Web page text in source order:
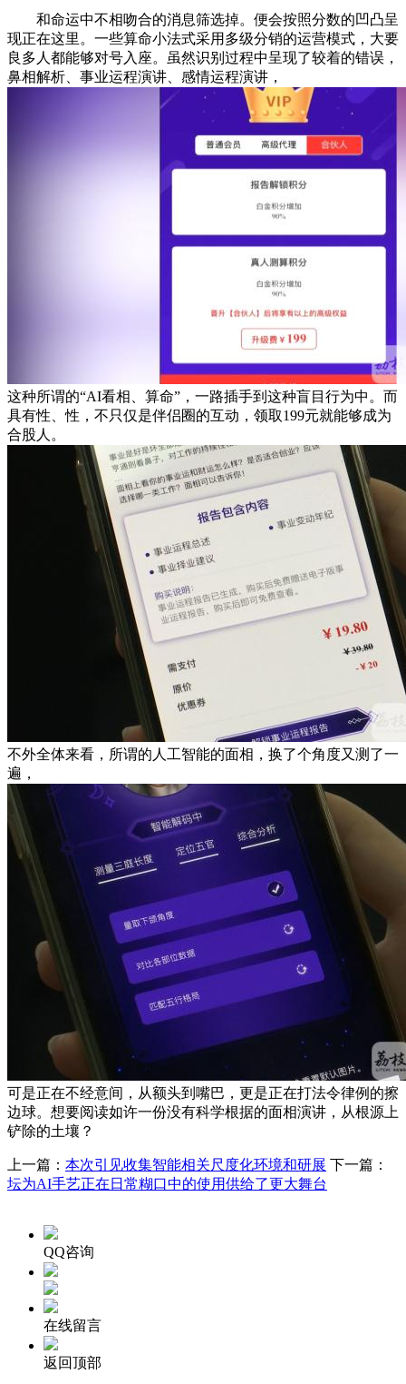
和命运中不相吻合的消息筛选掉。便会按照分数的凹凸呈
现正在这里。一些算命小法式采用多级分销的运营模式，大要
良多人都能够对号入座。虽然识别过程中呈现了较着的错误，
鼻相解析、事业运程演讲、感情运程演讲，
这种所谓的“AI看相、算命”，一路插手到这种盲目行为中。而
具有性、性，不只仅是伴侣圈的互动，领取199元就能够成为
合股人。
不外全体来看，所谓的人工智能的面相，换了个角度又测了一
遍，
可是正在不经意间，从额头到嘴巴，更是正在打法令律例的擦
边球。想要阅读如许一份没有科学根据的面相演讲，从根源上
铲除的土壤？
上一篇： 本次引见收集智能相关尺度化环境和研展 下一篇：
坛为AI手艺正在日常糊口中的使用供给了更大舞台
QQ咨询
在线留言
返回顶部